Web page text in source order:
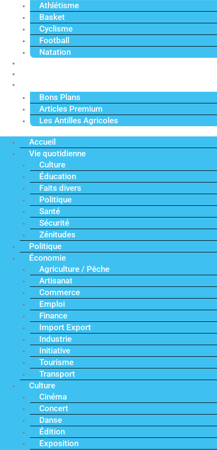
Athlétisme
Basket
Cyclisme
Football
Natation
Bons Plans
Articles Premium
Les Antilles Agricoles
Accueil
Vie quotidienne
Culture
Éducation
Faits divers
Politique
Santé
Sécurité
Zénitudes
Politique
Économie
Agriculture / Pêche
Artisanat
Commerce
Emploi
Finance
Import Export
Industrie
Initiative
Tourisme
Transport
Culture
Cinéma
Concert
Danse
Édition
Exposition